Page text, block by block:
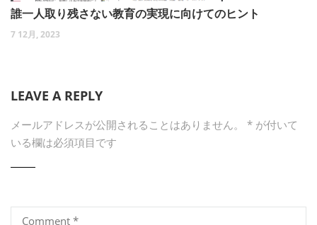
誰一人取り残さない教育の実現に向けてのヒント
7 12月, 2023
LEAVE A REPLY
メールアドレスが公開されることはありません。 * が付いて
いる欄は必須項目です